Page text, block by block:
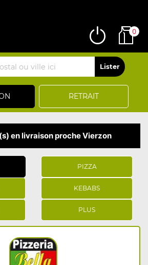
RETRAIT
0
en livraison proche Vierzon
PIZZA
KEBABS
PLUS